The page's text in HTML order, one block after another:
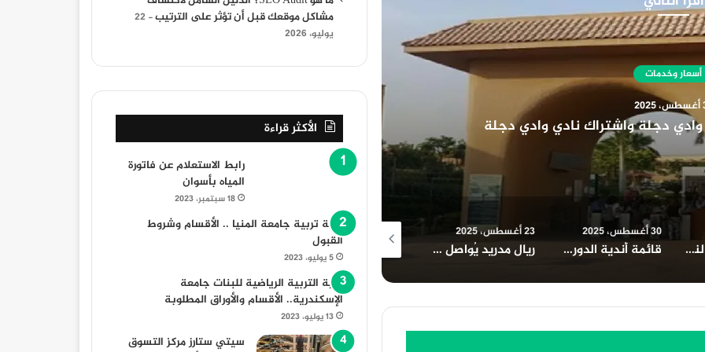
أسعار وخدمات
30 أغسطس، 2025
عضوية النادي الأهلي وخطوات تقسيط عضوية النادي الأهلي مع فاليو
قائمة أندية الدوري الأمريكي لكرة القدم
23 أغسطس، 2025
ريال مدريد يُواصل هيمنته على الليغا بفوز ساحق على سيلتا فيغو
23 أغسطس، 2025
مباريات نادي الأهلي السعودي: التحديات والفرص في الموسم الجديد
23 أغسطس، 2025
مشاكل موقعك قبل أن تؤثر على الترتيب
22
يوليو، 2026
الأكثر قراءة
رابط الاستعلام عن فاتورة
المياه بأسوان
18 سبتمبر، 2023
كلية تربية جامعة المنيا .. الأقسام وشروط
القبول
5 يوليو، 2023
كلية التربية الرياضية للبنات جامعة
الإسكندرية.. الأقسام والأوراق المطلوبة
13 يوليو، 2023
سيتي ستارز مركز التسوق